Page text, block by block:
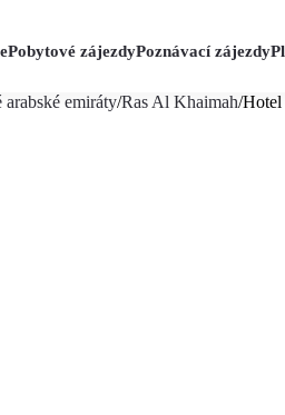
Pobytové zájezdyPoznávací zájezdy
arabské emiráty/Ras Al Khaimah/